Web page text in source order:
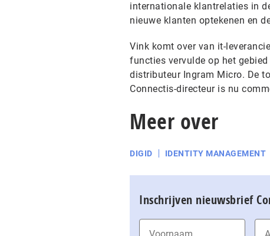
internationale klantrelaties in
nieuwe klanten optekenen en
Vink komt over van it-
functies vervulde op het
distributeur Ingram Micro. De
Connectis-directeur is nu
Meer over
DIGID IDENTITY MANAGEMENT
Inschrijven nieuwsbrief